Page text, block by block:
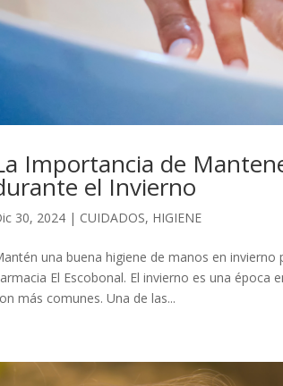
Importancia de
el Invierno
30, 2024 | CUIDADOS, HIGIENE
una buena higiene de manos en
El Escobonal. El invierno es una
más comunes. Una de las...